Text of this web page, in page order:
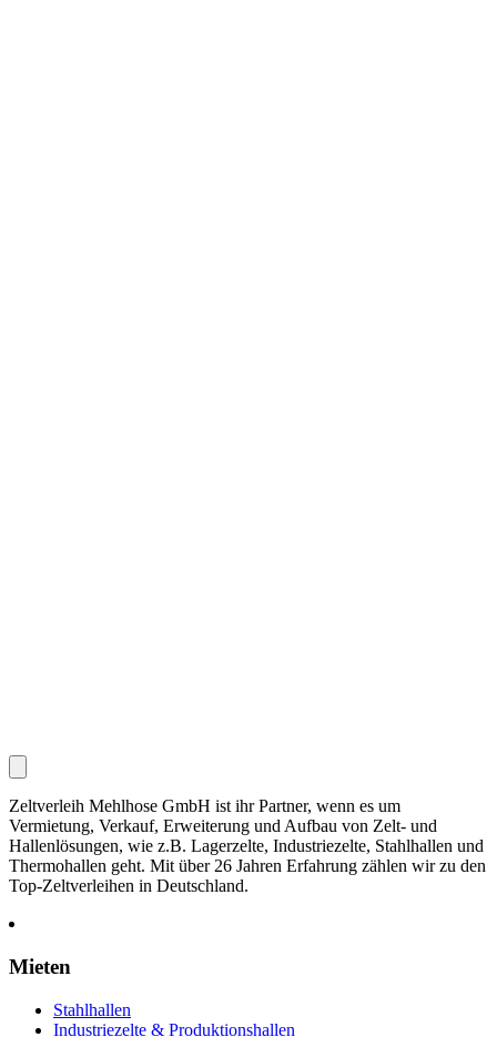
Zeltverleih Mehlhose GmbH ist ihr Partner, wenn es um
Vermietung, Verkauf, Erweiterung und Aufbau von Zelt- und
Hallenlösungen, wie z.B. Lagerzelte, Industriezelte, Stahlhallen und
Thermohallen geht. Mit über 26 Jahren Erfahrung zählen wir zu den
Top-Zeltverleihen in Deutschland.
Mieten
Stahlhallen
Industriezelte & Produktionshallen